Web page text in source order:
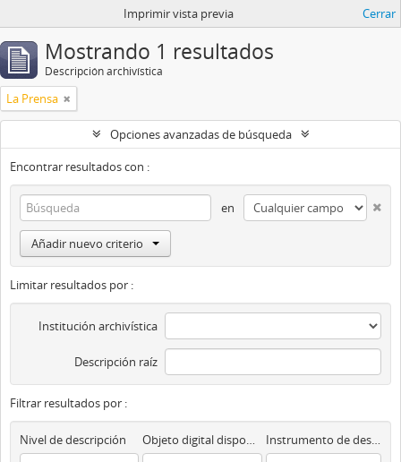
Imprimir vista previa Cerrar
Mostrando 1 resultados
Descripción archivística
La Prensa
Opciones avanzadas de búsqueda
Encontrar resultados con :
en
Añadir nuevo criterio
Limitar resultados por :
Institución archivística
Descripción raíz
Filtrar resultados por :
Nivel de descripción Objeto digital disponibles Instrumento de descripción